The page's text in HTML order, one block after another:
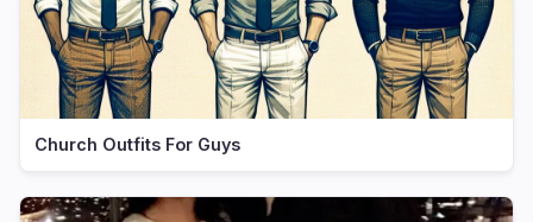
Church Outfits For Guys